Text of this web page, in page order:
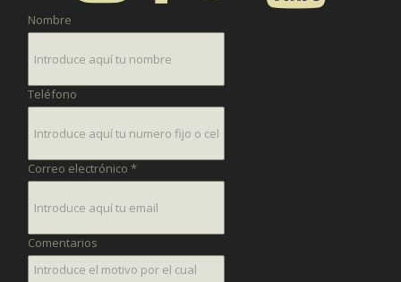
Nombre
Teléfono
Correo electrónico *
Comentarios